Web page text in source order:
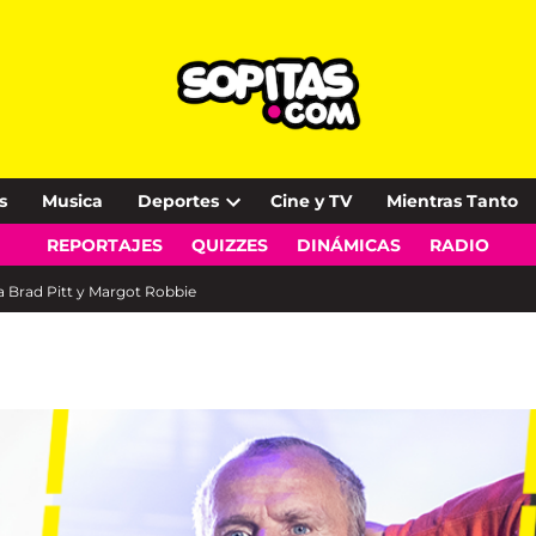
Musica Deportes
Open
dropdown
Cine y TV Mientras Tanto
REPORTAJES QUIZZES DINÁMICAS RADIO
Brad Pitt y Margot Robbie